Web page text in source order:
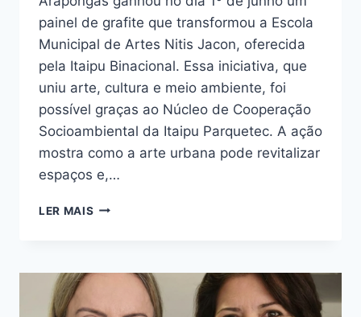
painel de grafite que transformou a Escola
Municipal de Artes Nitis Jacon, oferecida
pela Itaipu Binacional. Essa iniciativa, que
uniu arte, cultura e meio ambiente, foi
possível graças ao Núcleo de Cooperação
Socioambiental da Itaipu Parquetec. A ação
mostra como a arte urbana pode revitalizar
espaços e,…
LER MAIS GRAFITE
E
AMBIENTE